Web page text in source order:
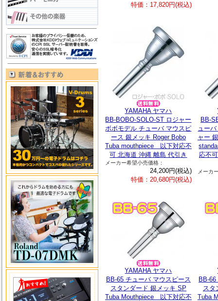
特価：17,820円(税込)
YAMAHA ヤマハ
BB-BOBO-SOLO-ST ロジャー
ボボモデル チューバ マウスピ
ース 銀メッキ Roger Bobo
Tuba mouthpiece 以下対応不
可 北海道 沖縄 離島 代引き
メーカー希望小売価格：
24,200円(税込)
特価：20,680円(税込)
BB-
ュー
ャー
応不
メーカ
YAMAHA ヤマハ
BB-65 チューバ マウスピース
スタンダード 銀メッキ SP
Tuba Mouthpiece 以下対応不
BB-
スタ
Tuba